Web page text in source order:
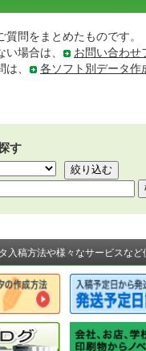
問をまとめたものです。
場合は、
お問い合わせ
、
各ソフト別データ作
す
入稿方法や様々なサービスな